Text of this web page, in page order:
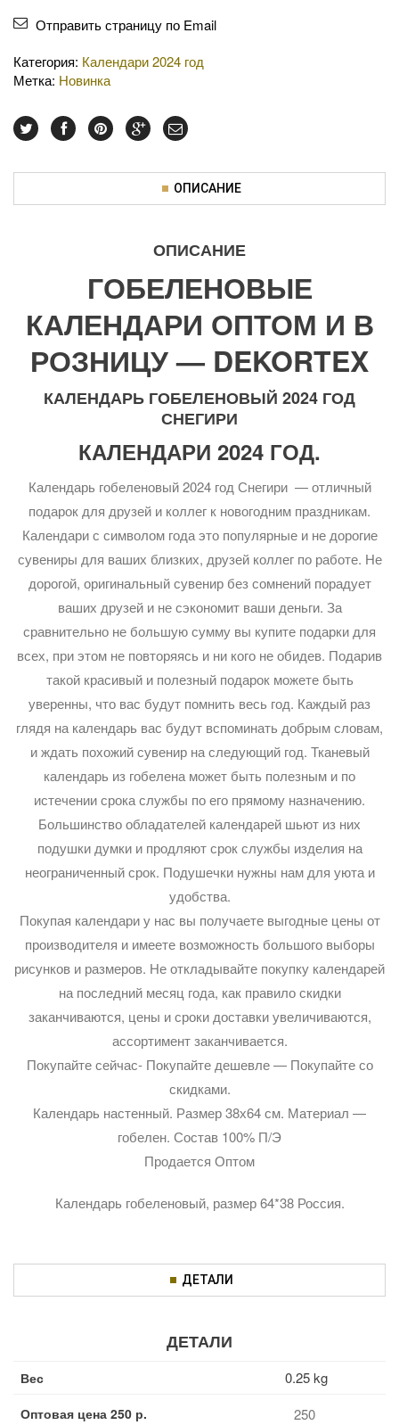
Отправить страницу по Email
Категория: Календари 2024 год
Метка: Новинка
ОПИСАНИЕ
ОПИСАНИЕ
ГОБЕЛЕНОВЫЕ
КАЛЕНДАРИ ОПТОМ И В
РОЗНИЦУ — DEKORTEX
КАЛЕНДАРЬ ГОБЕЛЕНОВЫЙ 2024 ГОД
СНЕГИРИ
КАЛЕНДАРИ 2024 ГОД.
Календарь гобеленовый 2024 год Снегири — отличный
подарок для друзей и коллег к новогодним праздникам.
Календари с символом года это популярные и не дорогие
сувениры для ваших близких, друзей коллег по работе. Не
дорогой, оригинальный сувенир без сомнений порадует
ваших друзей и не сэкономит ваши деньги. За
сравнительно не большую сумму вы купите подарки для
всех, при этом не повторяясь и ни кого не обидев. Подарив
такой красивый и полезный подарок можете быть
уверенны, что вас будут помнить весь год. Каждый раз
глядя на календарь вас будут вспоминать добрым словам,
и ждать похожий сувенир на следующий год. Тканевый
календарь из гобелена может быть полезным и по
истечении срока службы по его прямому назначению.
Большинство обладателей календарей шьют из них
подушки думки и продляют срок службы изделия на
неограниченный срок. Подушечки нужны нам для уюта и
удобства.
Покупая календари у нас вы получаете выгодные цены от
производителя и имеете возможность большого выборы
рисунков и размеров. Не откладывайте покупку календарей
на последний месяц года, как правило скидки
заканчиваются, цены и сроки доставки увеличиваются,
ассортимент заканчивается.
Покупайте сейчас- Покупайте дешевле — Покупайте со
скидками.
Календарь настенный. Размер 38х64 см. Материал —
гобелен. Состав 100% П/Э
Продается Оптом
Календарь гобеленовый, размер 64*38 Россия.
ДЕТАЛИ
ДЕТАЛИ
Вес 0.25 kg
Оптовая цена 250 р. 250